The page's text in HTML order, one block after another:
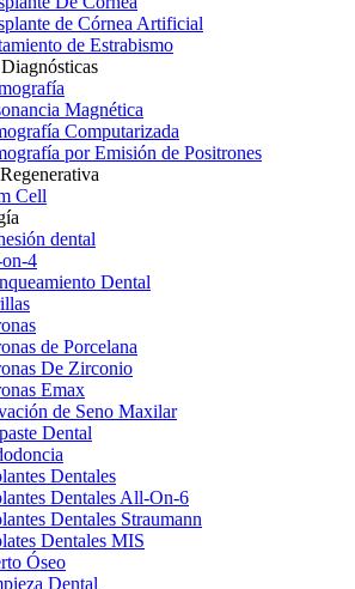
de Córnea Artificial
de Estrabismo
Magnética
Computarizada
por Emisión de Positrones
Cell
dental
4
Dental
de Porcelana
De Zirconio
Emax
de Seno Maxilar
Dental
Dentales
Dentales All-On-6
Dentales Straumann
Dentales MIS
Óseo
Dental